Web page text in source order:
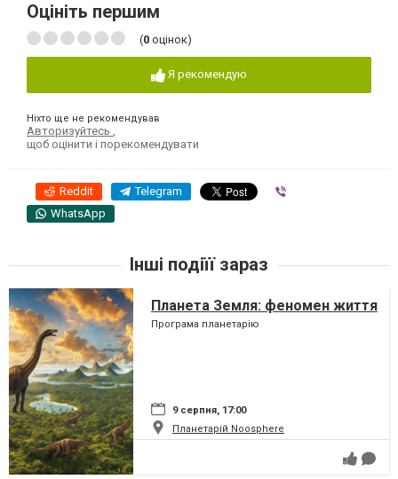
Оцініть першим
(0 оцінок)
Я рекомендую
Ніхто ще не рекомендував
Авторизуйтесь
щоб оцінити і порекомендувати
Reddit Telegram
WhatsApp
Інші подіїї зараз
Планета Земля: феномен життя
Програма планетарію
9 серпня, 17:00
Планетарій Noosphere